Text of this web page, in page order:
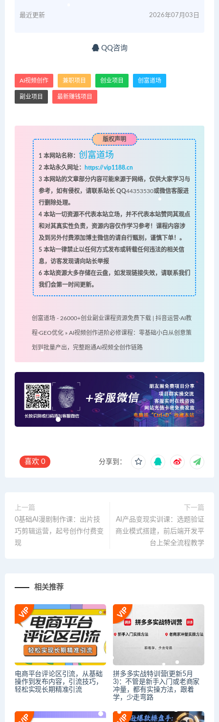
最近更新 2026年07月03日
QQ咨询
AI视频创作 兼职项目 创业项目 创富道场
副业项目 最新赚钱项目
版权声明
1 本网站名称： 创富道场
2本站永久网址：
https://vip1188.cn
3本网站的文章部分内容可能来源于网络，仅供大家学习与
参考，如有侵权，请联系站长 QQ44353530或微信客服进
行删除处理。
4本站一切资源不代表本站立场，并不代表本站赞同其观点
和对其真实性负责，资源内容仅作学习参考！课程内容涉
及到另外付费添加博主微信的请自行甄别，谨慎下单！。
5本站一律禁止以任何方式发布或转载任何违法的相关信
息，访客发现请向站长举报
6本站资源大多存储在云盘，如发现链接失效，请联系我们
我们会第一时间更新。
创富道场 - 26000+创业副业课程资源免费下载 | 抖音运营·AI教
程·GEO优化 » AI视频创作进阶必修课程：零基础小白从创意策
划到批量产出，完整跑通AI视频全创作链路
喜欢 0 分享到：
上一篇
0基础AI漫剧制作课：出片技
巧剪辑运营，起号创作付费变
现
下一篇
AI产品变现实训课：选题验证
商业模式搭建，前后端开发平
台上架全流程教学
相关推荐
电商平台评论区引流，从基础
操作到发布内容，引流技巧，
轻松实现长期精准引流
拼多多实战特训营(更新5月
3)：不管是新手入门或老商家
冲量，都有实操方法，跟着
学，少走弯路